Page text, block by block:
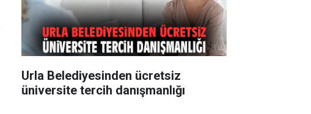
Urla Belediyesinden ücretsiz
üniversite tercih danışmanlığı